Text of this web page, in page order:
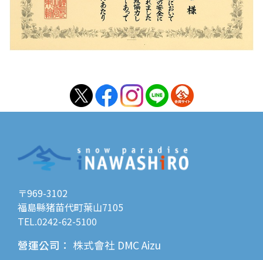
〒969-3102
福島縣猪苗代町葉山7105
TEL.0242-62-5100
營運公司 ： 株式會社 DMC Aizu